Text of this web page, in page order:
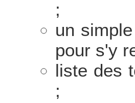
;
un
pour s'y
liste des
;